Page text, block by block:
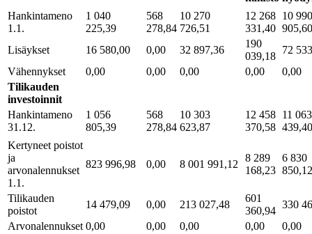
Hankintameno
1.1.
1 040
225,39
568
278,84
10 270
726,51
12 268
331,40
10 990
905,60
Lisäykset
16 580,00 0,00 32 897,36
190
039,18
72
Vähennykset
0,00 0,00 0,00 0,00
0,00
Tilikauden
investoinnit
Hankintameno
31.12.
1 056
805,39
568
278,84
10 303
623,87
12 458
370,58
11 063
439,40
Kertyneet poistot
ja
arvonalennukset
1.1.
823 996,98 0,00 8 001 991,12
8 289
168,23
6 830
850,12
Tilikauden
poistot
14 479,09 0,00 213 027,48
601
360,94
330
Arvonalennukset 0,00 0,00 0,00 0,00
0,00